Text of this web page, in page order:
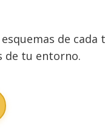
de cada
de tu entorno.